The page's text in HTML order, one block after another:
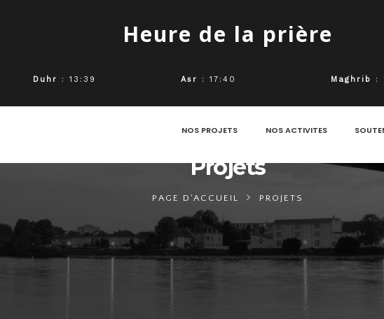
Heure de la prière
Duhr : 13:39 Asr : 17:40 Maghrib :
NOS PROJETS NOS ACTIVITES
Projets
PAGE D'ACCUEIL PROJETS